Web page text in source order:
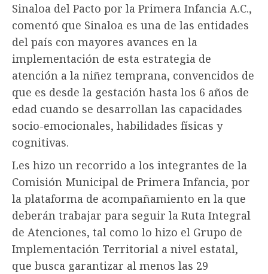
Sinaloa del Pacto por la Primera Infancia A.C.,
comentó que Sinaloa es una de las entidades
del país con mayores avances en la
implementación de esta estrategia de
atención a la niñez temprana, convencidos de
que es desde la gestación hasta los 6 años de
edad cuando se desarrollan las capacidades
socio-emocionales, habilidades físicas y
cognitivas.
Les hizo un recorrido a los integrantes de la
Comisión Municipal de Primera Infancia, por
la plataforma de acompañamiento en la que
deberán trabajar para seguir la Ruta Integral
de Atenciones, tal como lo hizo el Grupo de
Implementación Territorial a nivel estatal,
que busca garantizar al menos las 29